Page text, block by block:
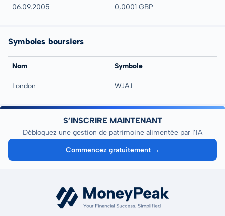
06.09.2005 0,0001 GBP
Symboles boursiers
Nom Symbole
London WJA.L
S’INSCRIRE MAINTENANT
Débloquez une gestion de patrimoine alimentée par l’IA
Commencez gratuitement →